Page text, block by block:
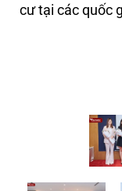
cư tại các quốc